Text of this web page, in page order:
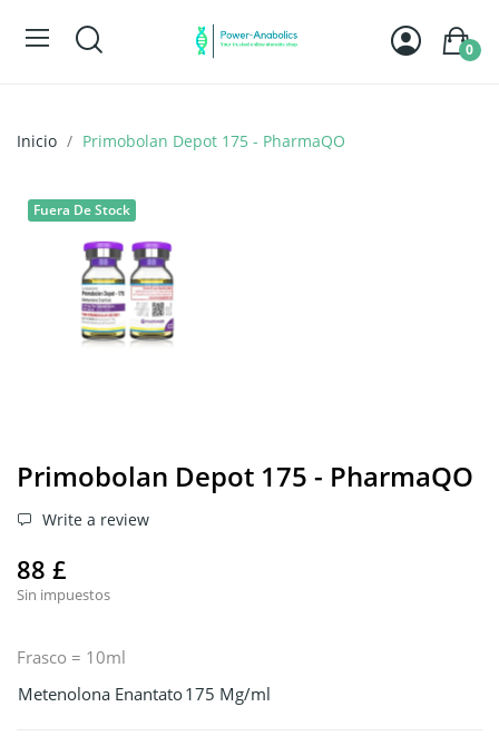
0
Inicio Primobolan Depot 175 - PharmaQO
Fuera De Stock
Primobolan Depot 175 - PharmaQO
Write a review
88 £
Sin impuestos
Frasco = 10ml
Metenolona Enantato175 Mg/ml